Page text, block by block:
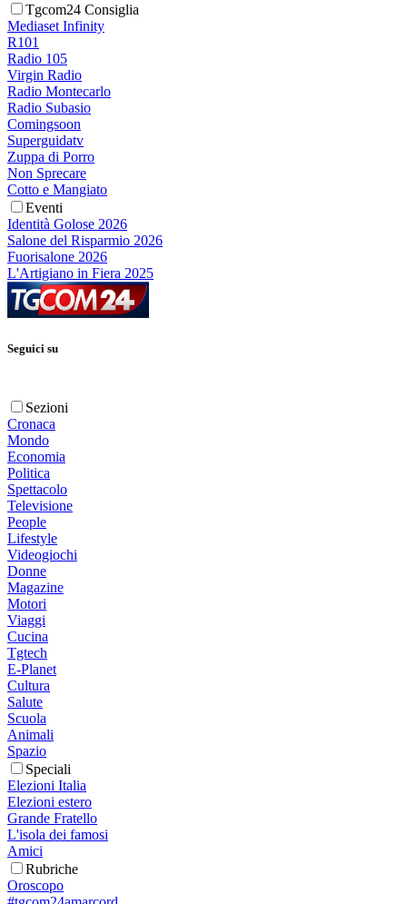
Tgcom24 Consiglia
Mediaset Infinity
R101
Radio 105
Virgin Radio
Radio Montecarlo
Radio Subasio
Comingsoon
Superguidatv
Zuppa di Porro
Non Sprecare
Cotto e Mangiato
Eventi
Identità Golose 2026
Salone del Risparmio 2026
Fuorisalone 2026
L'Artigiano in Fiera 2025
Seguici su
Sezioni
Cronaca
Mondo
Economia
Politica
Spettacolo
Televisione
People
Lifestyle
Videogiochi
Donne
Magazine
Motori
Viaggi
Cucina
Tgtech
E-Planet
Cultura
Salute
Scuola
Animali
Spazio
Speciali
Elezioni Italia
Elezioni estero
Grande Fratello
L'isola dei famosi
Amici
Rubriche
Oroscopo